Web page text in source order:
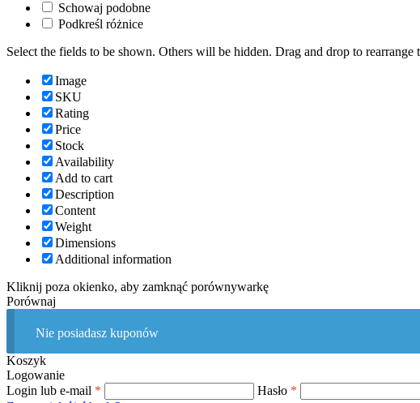
Schowaj podobne
Podkreśl różnice
Select the fields to be shown. Others will be hidden. Drag and drop to rearrange
Image
SKU
Rating
Price
Stock
Availability
Add to cart
Description
Content
Weight
Dimensions
Additional information
Kliknij poza okienko, aby zamknąć porównywarkę
Porównaj
Nie posiadasz kuponów
Koszyk
Logowanie
Login lub e-mail * Hasło *